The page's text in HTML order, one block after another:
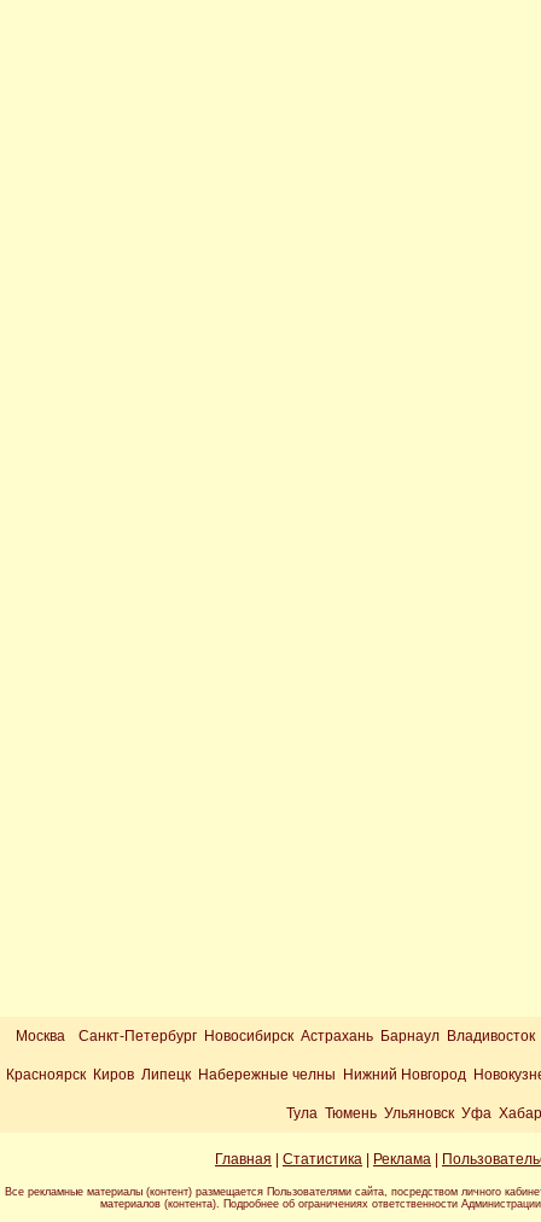
Москва Санкт-Петербург Новосибирск Астрахань Барнаул
Красноярск Киров Липецк Набережные челны Нижний Новгород
Тула Тюмень Ульяновск Уфа
Главная Статистика Реклама
Все рекламные материалы (контент) размещается Пользователями сайта, посредством личного
материалов (контента). Подробнее об ограничениях ответственности